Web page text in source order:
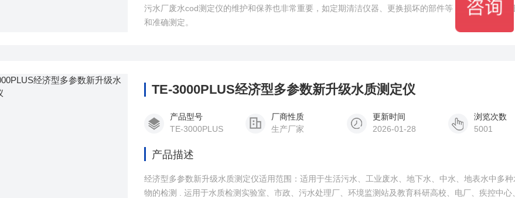
污水厂废水cod测定仪的维护和保养也非常重要，如定期清洁仪器、更换损坏的部件等，以确保仪器的
和准确测定。
TE-3000PLUS经济型多参数新升级水质测定仪
产品型号
TE-3000PLUS
厂商性质
生产厂家
更新时间
2026-01-28
浏览次数
5001
产品描述
经济型多参数新升级水质测定仪适用范围：适用于生活污水、工业废水、地下水、中水、地表水中多
物的检测 . 运用于水质检测实验室、市政、污水处理厂、环境监测站及教育科研高校、电厂、疾控中心